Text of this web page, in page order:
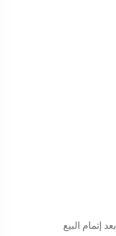
بعد إتمام البيع